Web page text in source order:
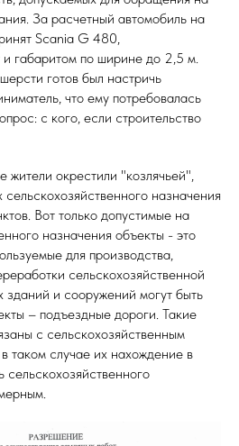
За расчетный автомобиль на
Scania G 480,
и габаритом по ширине до 2,5 м.
готов был настричь
что ему потребовалась
с кого, если строительство
жители окрестили "козлячьей",
назначения
Вот только допустимые на
назначения объекты - это
для производства,
сельскохозяйственной
зданий и сооружений могут быть
– подъездные дороги. Такие
с сельскохозяйственным
таком случае их нахождение в
сельскохозяйственного